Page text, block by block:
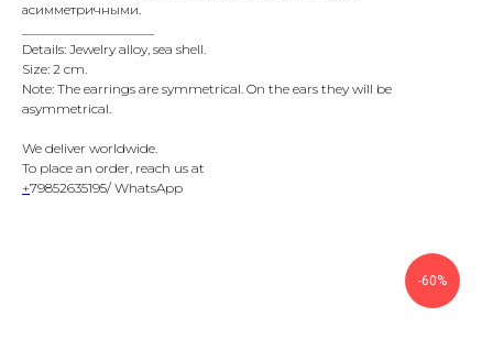
асимметричными.
Details: Jewelry alloy, sea shell.
Size: 2 cm.
Note: The earrings are symmetrical. On the ears they will be
asymmetrical.
We deliver worldwide.
To place an order, reach us at
+79852635195/ WhatsApp
-60%